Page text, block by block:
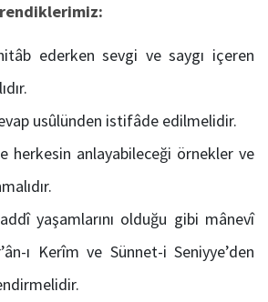
ederken sevgi ve saygı içeren
usûlünden istifâde edilmelidir.
herkesin anlayabileceği örnekler ve
yaşamlarını olduğu gibi mânevî
ı Kerîm ve Sünnet-i Seniyye’den